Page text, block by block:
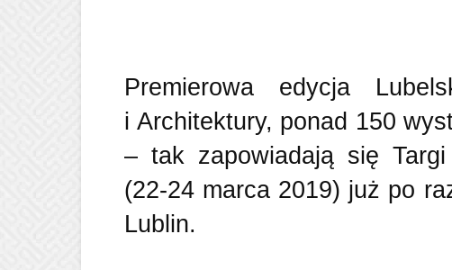
Premierowa edycja
i Architektury, ponad 150
– tak zapowiadają się
(22-24 marca 2019) już po
Lublin.